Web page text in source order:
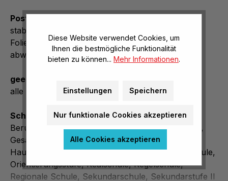
Posterkarten:
stabiles Kunstdruckpapier, beidseitige
Folienkaschierung, daher beschreib- und
abwischbar, in Klarsichtrolle
geeignet für:
alle Bundesländer
Schulform:
Berufsschule, Erweiterte Realschule, Förderstufe,
Gesamtschule, Grundschule, Gymnasium,
Hauptschule, Hochschule, Mittelschule, Oberschule,
Orientierungsstufe, Realschule, Regelschule,
Regionale Schule, Sekundarschule, Sekundarstufe II
Diese Website verwendet Cookies, um
Ihnen die bestmögliche Funktionalität
bieten zu können... Mehr Informationen.
Einstellungen Speichern
Nur funktionale Cookies akzeptieren
Alle Cookies akzeptieren